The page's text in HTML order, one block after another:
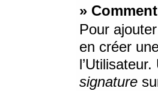
»
Pour
en créer
signature